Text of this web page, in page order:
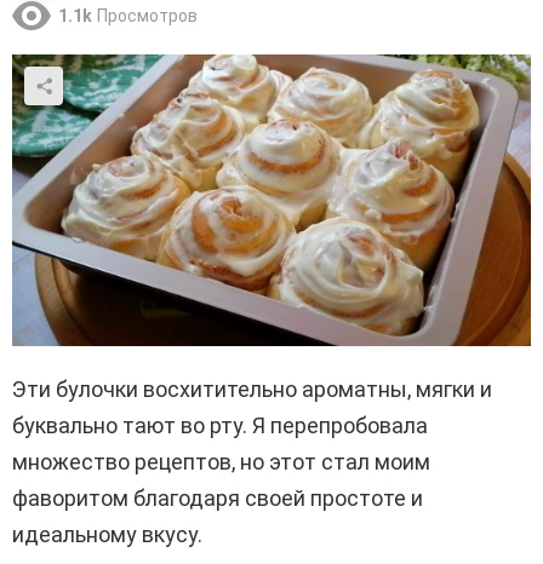
1.1k Просмотров
Эти булочки восхитительно ароматны, мягки и
буквально тают во рту. Я перепробовала
множество рецептов, но этот стал моим
фаворитом благодаря своей простоте и
идеальному вкусу.